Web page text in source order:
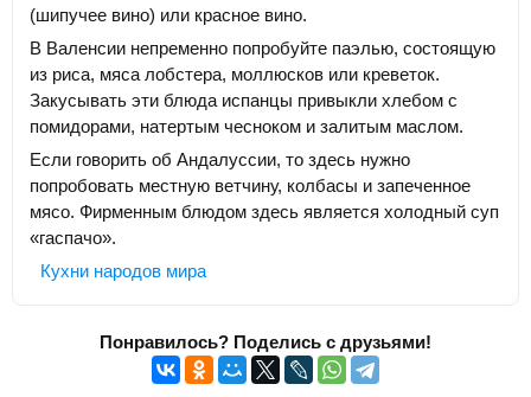
(шипучее вино) или красное вино.
В Валенсии непременно попробуйте паэлью, состоящую
из риса, мяса лобстера, моллюсков или креветок.
Закусывать эти блюда испанцы привыкли хлебом с
помидорами, натертым чесноком и залитым маслом.
Если говорить об Андалуссии, то здесь нужно
попробовать местную ветчину, колбасы и запеченное
мясо. Фирменным блюдом здесь является холодный суп
«гаспачо».
Кухни народов мира
Понравилось? Поделись с друзьями!